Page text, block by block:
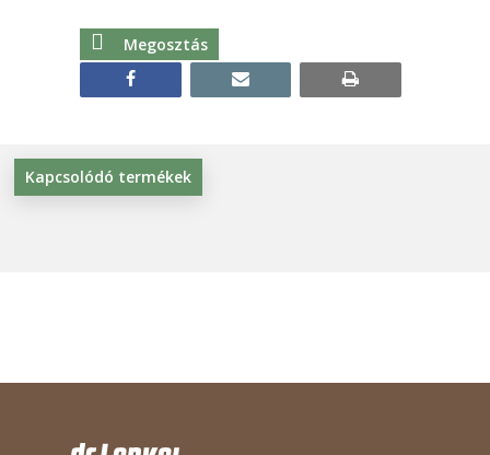
Megosztás
facebook email print
Kapcsolódó termékek